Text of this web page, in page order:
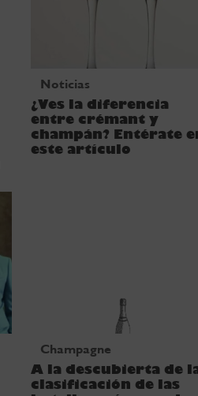
Noticias
¿Ves la diferencia
entre crémant y
champán? Entérate
este artículo
Champagne
A la descubierta de
clasificación de las